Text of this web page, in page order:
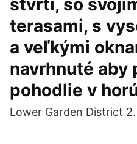
štvrti, so
terasami, s
a veľkými
navrhnuté aby
pohodlie v
Lower Garden District 2.